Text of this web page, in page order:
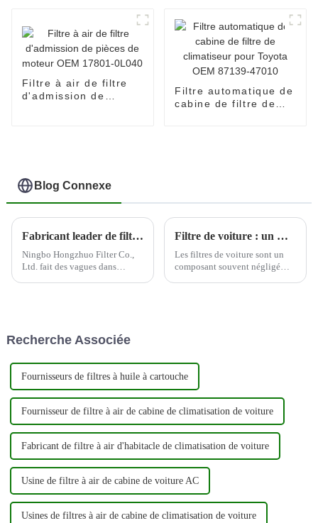
Filtre à air de filtre
d'admission de
Filtre automatique de
cabine de filtre de
Blog Connexe
Fabricant leader de filtres automobiles--Ningbo Hongzhuo
Ningbo Hongzhuo Filter Co.,
Ltd. fait des vagues dans
sur l'innovation et la qualité,...
Filtre de voiture : un moyen rentable d'améliorer les performances du moteur
Les filtres de voiture sont un
composant souvent négligé
Recherche Associée
Fournisseurs de filtres à huile à cartouche
Fournisseur de filtre à air de cabine de climatisation de voiture
Fabricant de filtre à air d'habitacle de climatisation de voiture
Usine de filtre à air de cabine de voiture AC
Usines de filtres à air de cabine de climatisation de voiture